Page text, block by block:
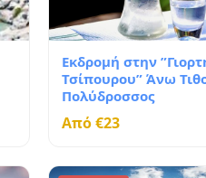
Εκδρομή στην
Τσίπουρου” Άνω
Πολύδροσσος
Από €23